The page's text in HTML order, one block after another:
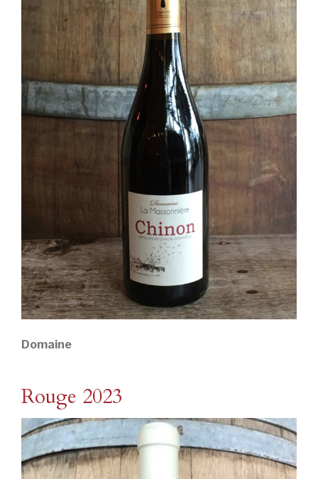
Domaine
Rouge 2023